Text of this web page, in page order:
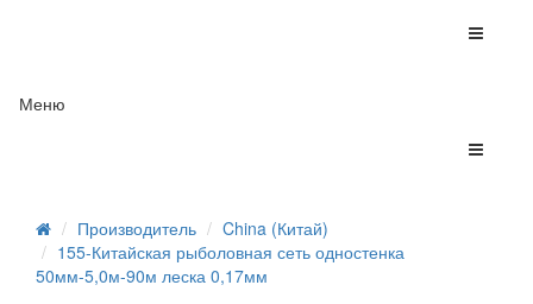
Меню
Производитель
China (Китай)
155-Китайская рыболовная сеть одностенка
50мм-5,0м-90м леска 0,17мм